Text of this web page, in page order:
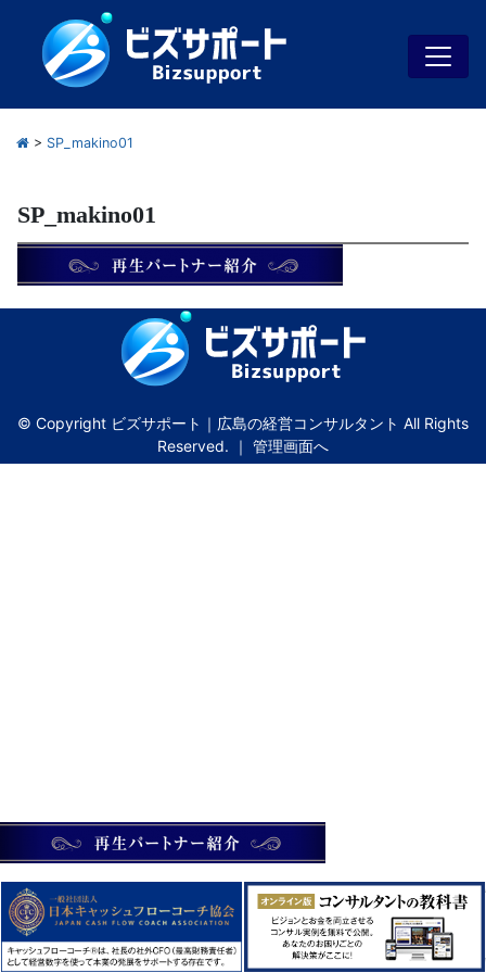
> SP_makino01
SP_makino01
© Copyright ビズサポート｜広島の経営コンサルタント All Rights
Reserved. ｜ 管理画面へ